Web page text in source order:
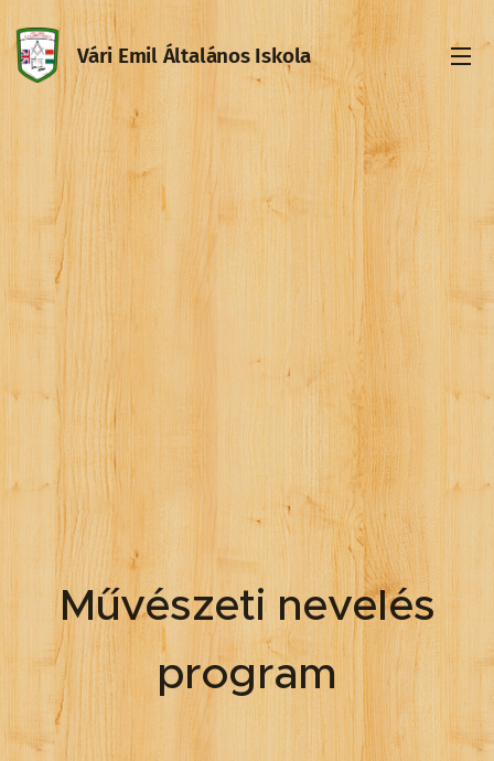
Vári Emil Általános Iskola
Iskola
Művészeti nevelés
program